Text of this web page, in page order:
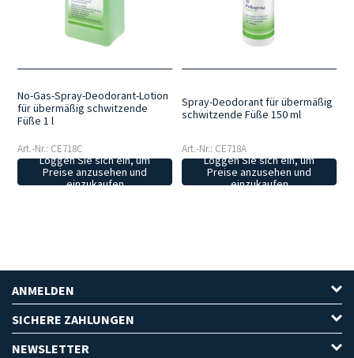
No-Gas-Spray-Deodorant-Lotion
für übermäßig schwitzende
Füße 1 l
Art.-Nr.: CE718C
Loggen Sie sich ein, um
Preise anzusehen und
einzukaufen
Spray-Deodorant für übermäßig
schwitzende Füße 150 ml
Art.-Nr.: CE718A
Loggen Sie sich ein, um
Preise anzusehen und
einzukaufen
ANMELDEN
SICHERE ZAHLUNGEN
NEWSLETTER